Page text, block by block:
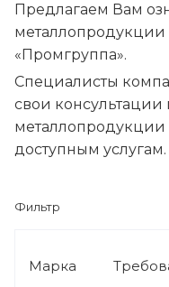
Предлагаем Вам
«Промгруппа».
Специалисты
свои
металлопродукции
доступным услугам.
Фильтр
Марка